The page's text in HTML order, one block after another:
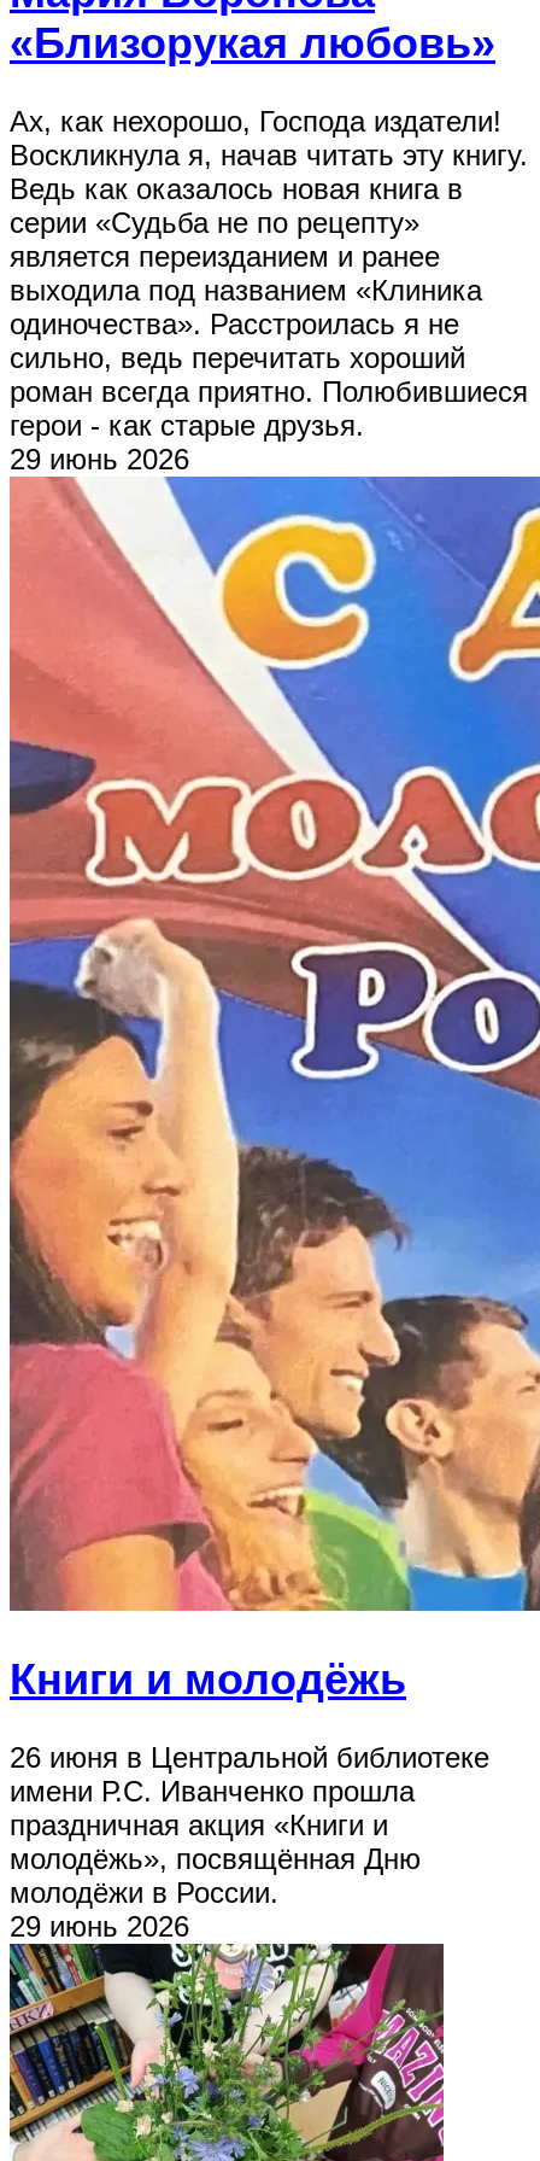
«Близорукая любовь»
Ах, как нехорошо, Господа издатели!
Воскликнула я, начав читать эту книгу.
Ведь как оказалось новая книга в
серии «Судьба не по рецепту»
является переизданием и ранее
выходила под названием «Клиника
одиночества». Расстроилась я не
сильно, ведь перечитать хороший
роман всегда приятно. Полюбившиеся
герои - как старые друзья.
29 июнь 2026
Книги и молодёжь
26 июня в Центральной библиотеке
имени Р.С. Иванченко прошла
праздничная акция «Книги и
молодёжь», посвящённая Дню
молодёжи в России.
29 июнь 2026